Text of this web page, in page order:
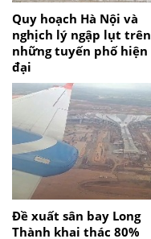
Quy hoạch Hà Nội và
nghịch lý ngập lụt trên
những tuyến phố hiện
đại
Đề xuất sân bay Long
Thành khai thác 80%